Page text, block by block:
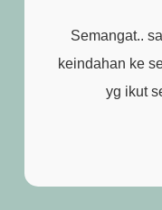
Semangat..
keindahan ke
yg ikut